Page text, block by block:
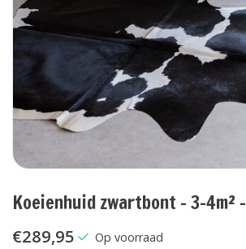
Koeienhuid zwartbont - 3-4m²
€289,95 Op voorraad